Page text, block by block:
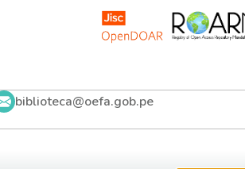
biblioteca@oefa.gob.pe